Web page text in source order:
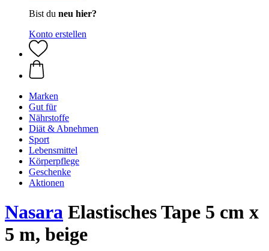
Bist du neu hier?
Konto erstellen
Marken
Gut für
Nährstoffe
Diät & Abnehmen
Sport
Lebensmittel
Körperpflege
Geschenke
Aktionen
Nasara Elastisches Tape 5 cm x
5 m, beige